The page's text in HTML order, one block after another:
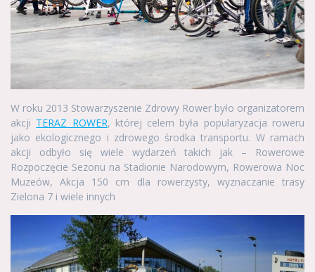
W roku 2013 Stowarzyszenie Zdrowy Rower było organizatorem
akcji TERAZ ROWER, której celem była popularyzacja roweru
jako ekologicznego i zdrowego środka transportu. W ramach
akcji odbyło się wiele wydarzeń takich jak – Rowerowe
Rozpoczęcie Sezonu na Stadionie Narodowym, Rowerowa Noc
Muzeów, Akcja 150 cm dla rowerzysty, wyznaczanie trasy
Zielona 7 i wiele innych